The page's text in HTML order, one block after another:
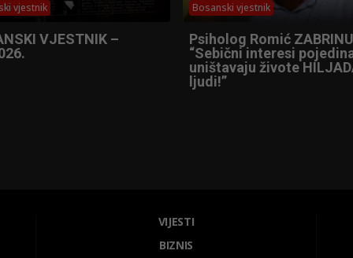
vjestnik
VJESTNIK –
Bosanski vjestnik
Psiholog Romić
“Sebični interesi
uništavaju živote
ljudi!”
VIJESTI
BIZNIS